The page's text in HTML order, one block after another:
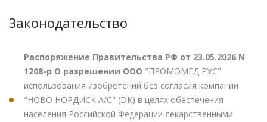
Законодательство
Распоряжение Правительства РФ от 23.05.2026 N
1208-р О разрешении ООО "ПРОМОМЕД РУС"
использования изобретений без согласия компании
"НОВО НОРДИСК А/С" (DK) в целях обеспечения
населения Российской Федерации лекарственными